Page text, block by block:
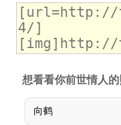
想看看你前世情人